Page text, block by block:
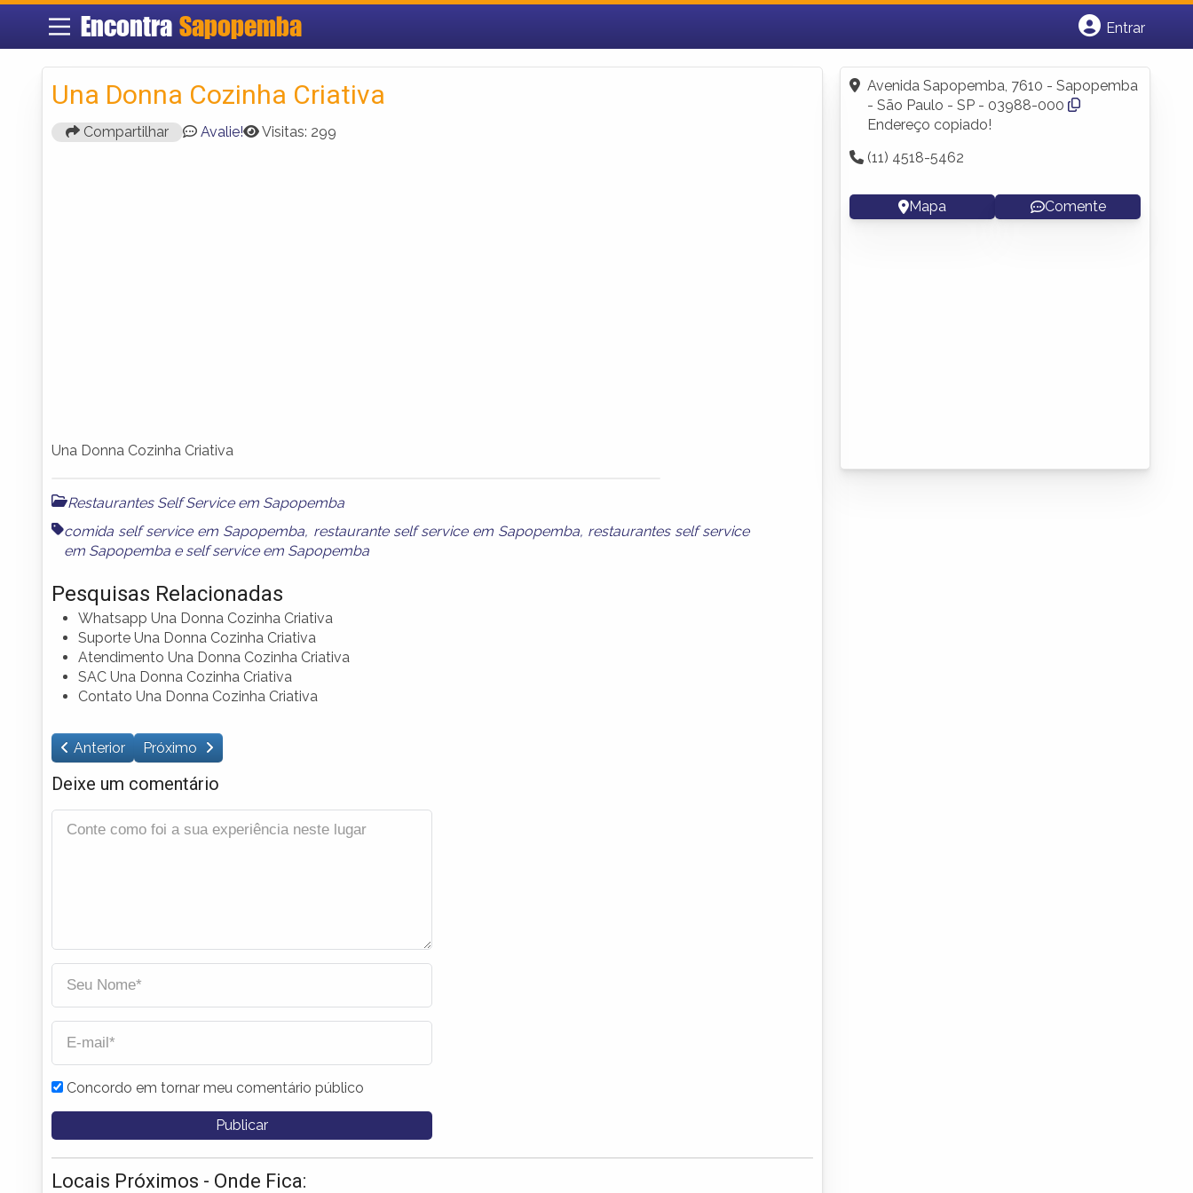
Encontra Sapopemba
Entrar
Fazer login
Criar conta
Una Donna Cozinha Criativa
Compartilhar Avalie! Visitas: 299
Una Donna Cozinha Criativa
Restaurantes Self Service em Sapopemba
comida self service em Sapopemba, restaurante self service em Sapopemba, restaurantes self service
em Sapopemba e self service em Sapopemba
Pesquisas Relacionadas
Whatsapp Una Donna Cozinha Criativa
Suporte Una Donna Cozinha Criativa
Atendimento Una Donna Cozinha Criativa
SAC Una Donna Cozinha Criativa
Contato Una Donna Cozinha Criativa
Anterior Próximo
Deixe um comentário
Concordo em tornar meu comentário público
Locais Próximos - Onde Fica:
Avenida Sapopemba, 7610 - Sapopemba
- São Paulo - SP - 03988-000
Endereço copiado!
(11) 4518-5462
Mapa Comente